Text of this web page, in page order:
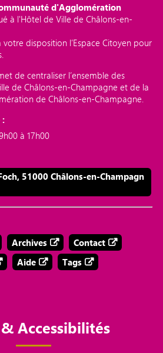
d'Agglomération
à l'Hôtel de Ville de Châlons-en-
votre disposition l’Espace Citoyen pour
de centraliser l’ensemble des
de Châlons-en-Champagne et de la
de Châlons-en-Champagne.
:
à 17h00
51000 Châlons-en-Champagn
Archives
Contact
Aide Tags
Accessibilités